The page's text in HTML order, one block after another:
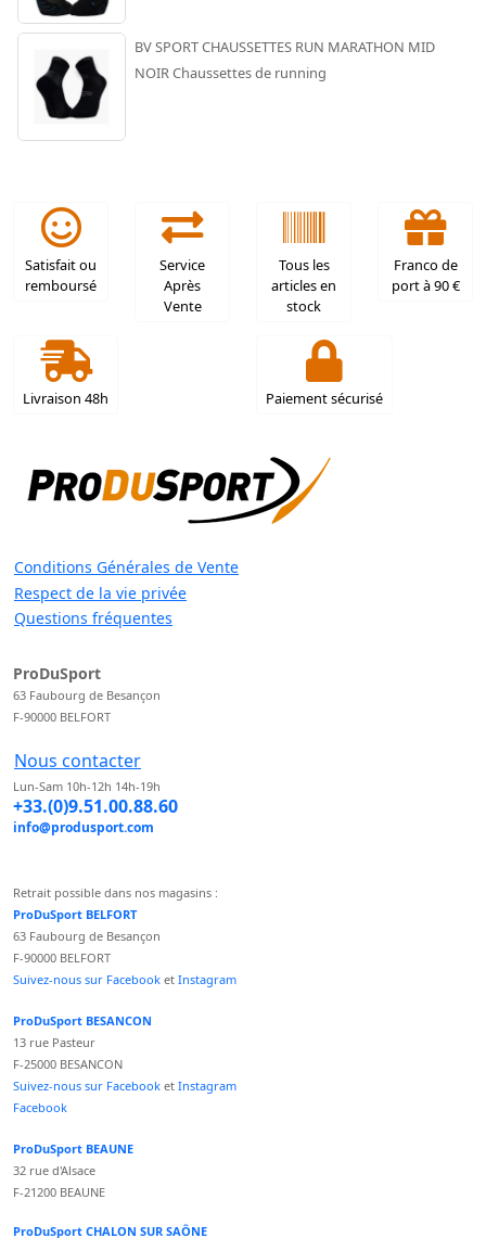
BV SPORT CHAUSSETTES RUN MARATHON MID
NOIR Chaussettes de running
Satisfait ou
remboursé
Service
Après
Vente
Tous les
articles en
stock
Franco de
port à 90 €
Livraison 48h Paiement sécurisé
Conditions Générales de Vente
Respect de la vie privée
Questions fréquentes
ProDuSport
63 Faubourg de Besançon
F-90000 BELFORT
Nous contacter
Lun-Sam 10h-12h 14h-19h
+33.(0)9.51.00.88.60
info@produsport.com
Retrait possible dans nos magasins :
ProDuSport BELFORT
63 Faubourg de Besançon
F-90000 BELFORT
Suivez-nous sur Facebook et Instagram
ProDuSport BESANCON
13 rue Pasteur
F-25000 BESANCON
Suivez-nous sur Facebook et Instagram
Facebook
ProDuSport BEAUNE
32 rue d'Alsace
F-21200 BEAUNE
ProDuSport CHALON SUR SAÔNE